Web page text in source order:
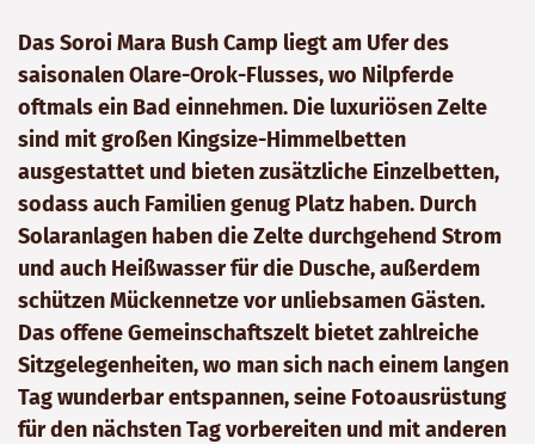
Das Soroi Mara Bush Camp liegt am Ufer des
saisonalen Olare-Orok-Flusses, wo Nilpferde
oftmals ein Bad einnehmen. Die luxuriösen Zelte
sind mit großen Kingsize-Himmelbetten
ausgestattet und bieten zusätzliche Einzelbetten,
sodass auch Familien genug Platz haben. Durch
Solaranlagen haben die Zelte durchgehend Strom
und auch Heißwasser für die Dusche, außerdem
schützen Mückennetze vor unliebsamen Gästen.
Das offene Gemeinschaftszelt bietet zahlreiche
Sitzgelegenheiten, wo man sich nach einem langen
Tag wunderbar entspannen, seine Fotoausrüstung
für den nächsten Tag vorbereiten und mit anderen